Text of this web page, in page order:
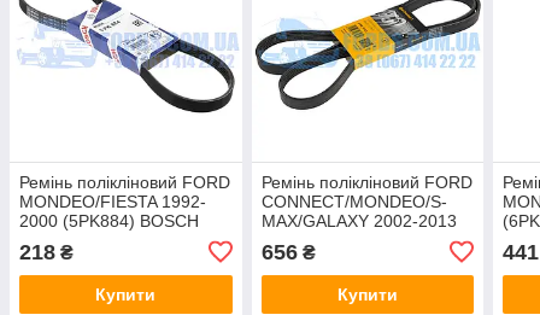
Ремінь полікліновий FORD
MONDEO/FIESTA 1992-
2000 (5PK884) BOSCH
218 ₴
Купити
Ремінь полікліновий FORD
CONNECT/MONDEO/S-
MAX/GALAXY 2002-2013
(6PK1745) CONTINENTAL
CTAM
656₴
Купити
441